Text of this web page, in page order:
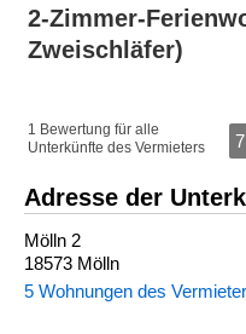
2-Zimmer-
Zweischläfer)
1 Bewertung für alle
Unterkünfte des Vermieters
Adresse der
Mölln 2
18573 Mölln
5 Wohnungen des